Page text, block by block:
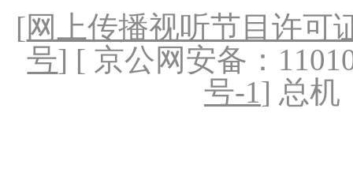
[网上传播视听节目许可
号] [ 京公网安备：
号-1] 总机